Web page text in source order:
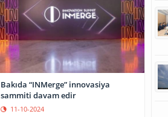
Bakıda “INMerge” innovasiya
sammiti davam edir
11-10-2024